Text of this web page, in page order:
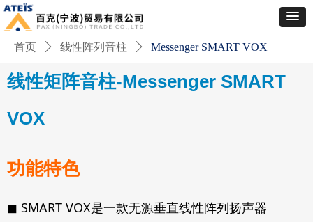
首页 ꄲ 线性阵列音柱 ꄲ Messenger SMART VOX
线性矩阵音柱-Messenger SMART
VOX
功能特色
◼ SMART VOX是一款无源垂直线性阵列扬声器